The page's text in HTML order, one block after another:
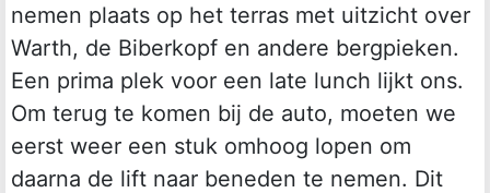
nemen plaats op het terras met uitzicht over
Warth, de Biberkopf en andere bergpieken.
Een prima plek voor een late lunch lijkt ons.
Om terug te komen bij de auto, moeten we
eerst weer een stuk omhoog lopen om
daarna de lift naar beneden te nemen. Dit